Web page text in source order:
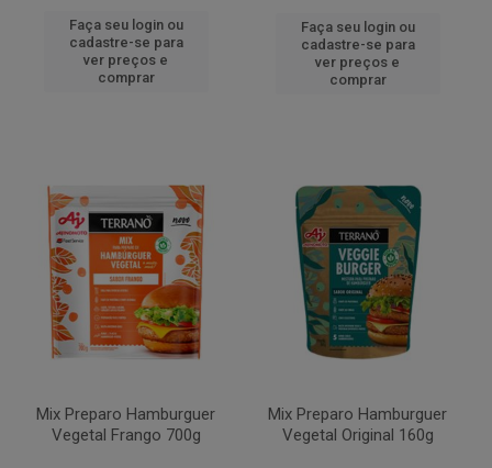
Faça seu login ou
cadastre-se para
ver preços e
comprar
Faça seu login ou
cadastre-se para
ver preços e
comprar
Mix Preparo Hamburguer
Vegetal Frango 700g
Mix Preparo Hamburguer
Vegetal Original 160g